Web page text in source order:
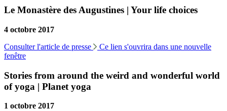
Le Monastère des Augustines | Your life choices
4 octobre 2017
Consulter l'article de presse
Ce lien s'ouvrira dans une nouvelle
fenêtre
Stories from around the weird and wonderful world
of yoga | Planet yoga
1 octobre 2017